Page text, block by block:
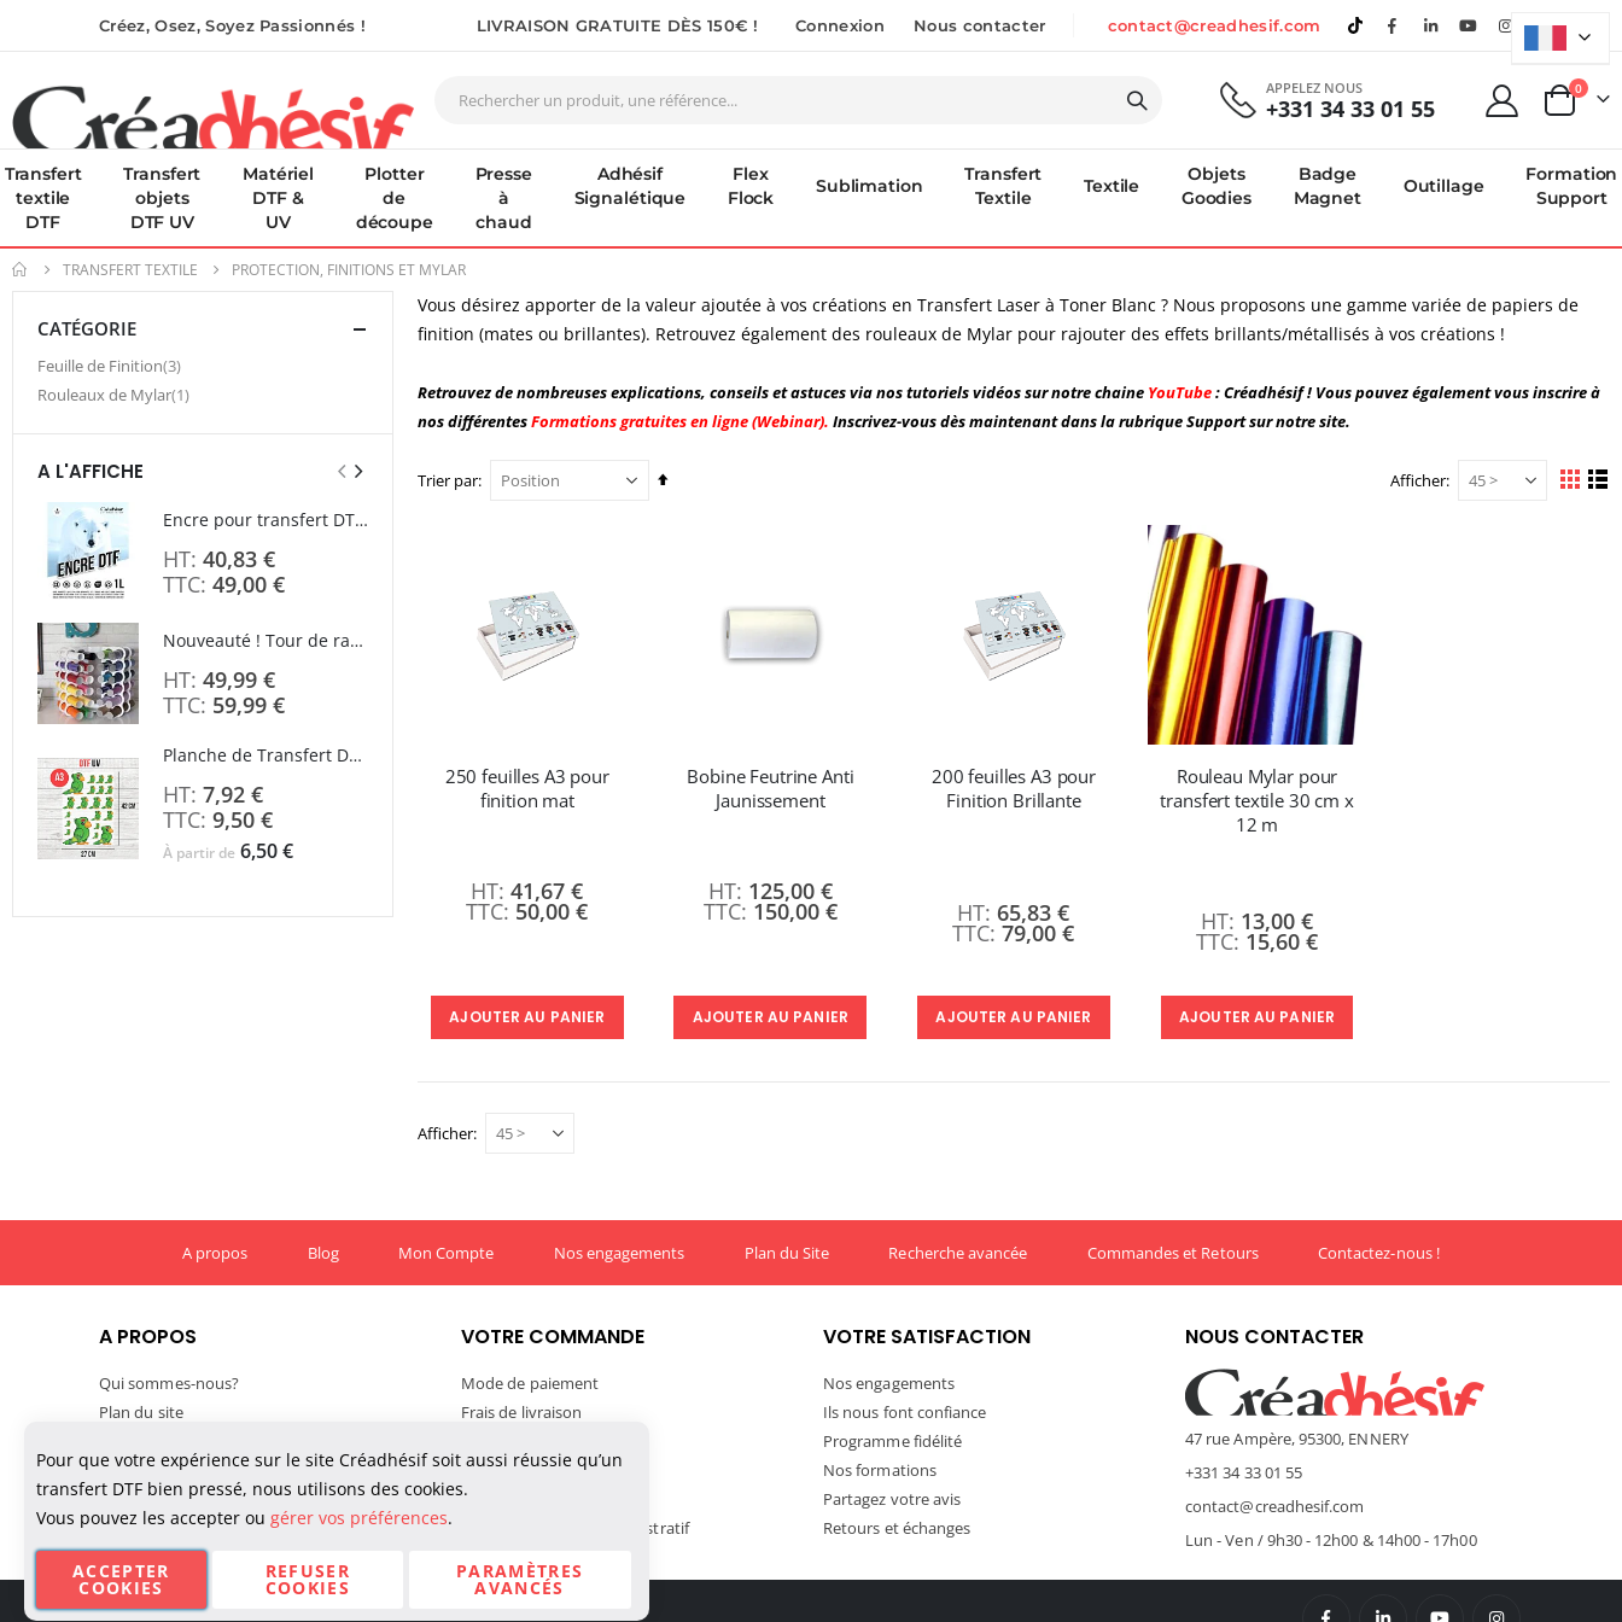
Créez, Osez, Soyez Passionnés ! LIVRAISON GRATUITE DÈS 150€ ! Connexion Nous contacter contact@creadhesif.com
APPELEZ NOUS
+331 34 33 01 55 Panier
0
Transfert
textile
DTF
Transfert
objets
DTF UV
Matériel
DTF &
UV
Plotter
de
découpe
Presse
à
chaud
Adhésif
Signalétique
Flex
Flock
Sublimation
Transfert
Textile
Textile
Objets
Goodies
Badge
Magnet
Outillage
Formation
Support
TRANSFERT TEXTILE PROTECTION, FINITIONS ET MYLAR
Vous désirez apporter de la valeur ajoutée à vos créations en Transfert Laser à Toner Blanc ? Nous proposons une gamme variée de papiers de
finition (mates ou brillantes). Retrouvez également des rouleaux de Mylar pour rajouter des effets brillants/métallisés à vos créations !
Retrouvez de nombreuses explications, conseils et astuces via nos tutoriels vidéos sur notre chaine YouTube: Créadhésif ! Vous pouvez également vous inscrire à
nos différentesFormations gratuites en ligne (Webinar). Inscrivez-vous dès maintenant dans la rubrique Support sur notre site.
Trier par
Par
Afficher
Afficher
Grille
250 feuilles A3 pour
finition mat
50,00 €
41,67 €
AJOUTER AU PANIER
Bobine Feutrine Anti
Jaunissement
150,00 €
125,00 €
AJOUTER AU PANIER
200 feuilles A3 pour
Finition Brillante
79,00 €
65,83 €
AJOUTER AU PANIER
Rouleau Mylar pour
transfert textile 30 cm x
12 m
15,60 €
13,00 €
AJOUTER AU PANIER
Afficher
CATÉGORIE
Feuille de Finition 3article
Rouleaux de Mylar 1article
A L'AFFICHE
Encre pour transfert DTF - 2eme Génération - Blanc - 1L
49,00 €
40,83 €
Nouveauté ! Tour de rangement pour Flex ou Vinyle - 36 emplacements
59,99 €
49,99 €
Planche de Transfert DTF UV - Format A3 - 27 x 42 cm
9,50 €
7,92 €
À partir de 6,50 €
À partir de
Imprimante Versiflex Objet et Textile : Kit Versiflex SG1000
Rating:
Pack 6L Encres pour transfert DTF avec solution de nettoyage
A propos Blog Mon Compte Nos engagements Plan du Site Recherche avancée Commandes et Retours Contactez-nous !
A PROPOS
Qui sommes-nous?
Plan du site
Conditions générales de vente
Confidentialité des données
Politique de cookies
VOTRE COMMANDE
Mode de paiement
Frais de livraison
Suivre votre commande
TVA et exportation
Paiement Mandat Administratif
VOTRE SATISFACTION
Nos engagements
Ils nous font confiance
Programme fidélité
Nos formations
Partagez votre avis
Retours et échanges
NOUS CONTACTER
47 rue Ampère, 95300, ENNERY
+331 34 33 01 55
contact@creadhesif.com
Lun - Ven / 9h30 - 12h00 & 14h00 - 17h00
© Créadhésif 2025. Tous Droits Réservés.
Pour que votre expérience sur le site Créadhésif soit aussi réussie qu’un
transfert DTF bien pressé, nous utilisons des cookies.
Vous pouvez les accepter ou gérer vos préférences.
ACCEPTER
COOKIES
PARAMÈTRES
AVANCÉS
REFUSER
COOKIES